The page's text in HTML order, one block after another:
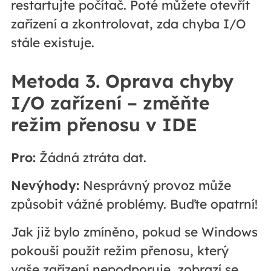
restartujte počítač. Poté můžete otevřít
zařízení a zkontrolovat, zda chyba I/O
stále existuje.
Metoda 3. Oprava chyby
I/O zařízení – změňte
režim přenosu v IDE
Pro:Žádná ztráta dat.
Nevýhody:Nesprávný provoz může
způsobit vážné problémy. Buďte opatrní!
Jak již bylo zmíněno, pokud se Windows
pokouší použít režim přenosu, který